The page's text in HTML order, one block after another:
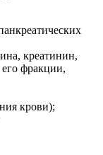
креатинин,
фракции,
крови);